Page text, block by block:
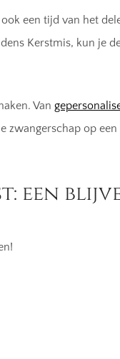
een tijd van het
Kerstmis, kun je
Van
zwangerschap op
een